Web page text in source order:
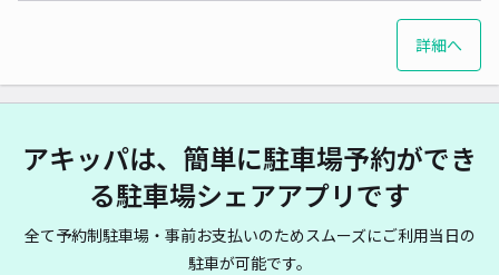
詳細へ
アキッパは、簡単に駐車場予約ができ
る駐車場シェアアプリです
全て予約制駐車場・事前お支払いのためスムーズにご利用当日の
駐車が可能です。